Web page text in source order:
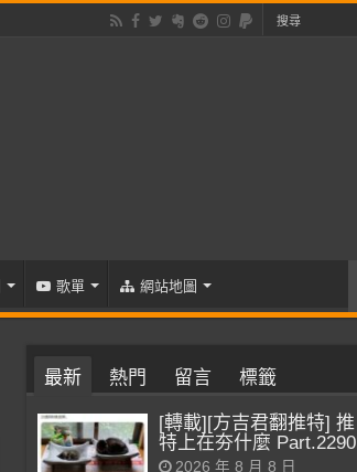
歌單 網站地圖
最新 熱門 留言 標籤
[轉載][方吉君翻推特] 推
特上在夯什麼 Part.2290
2026 年 8 月 8 日